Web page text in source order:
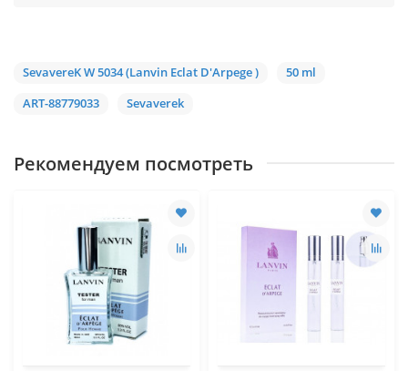
SevavereK W 5034 (Lanvin Eclat D'Arpege )
50 ml
ART-88779033
Sevaverek
Рекомендуем посмотреть